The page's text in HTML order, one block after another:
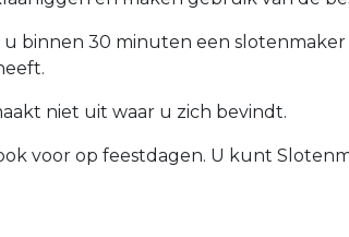
u binnen 30 minuten een
niet uit waar u zich bevindt.
voor op feestdagen. U kunt